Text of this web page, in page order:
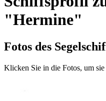
"Hermine"
Fotos des
Klicken Sie in die Fotos, um